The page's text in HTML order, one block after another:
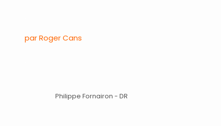
par Roger Cans
Philippe Fornairon - DR